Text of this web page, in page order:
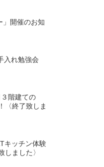
」開催のお知
入れ勉強会
階建ての
〈終了致しま
キッチン体験
しました〉